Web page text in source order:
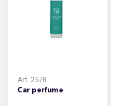
Art. 2578
Car perfume